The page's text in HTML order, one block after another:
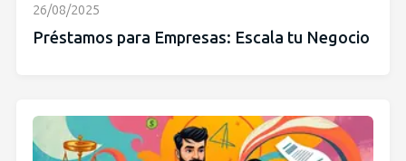
26/08/2025
Préstamos para Empresas: Escala tu Negocio